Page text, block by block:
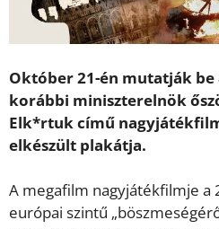
Október 21-én mutatják be
korábbi miniszterelnök
Elk*rtuk című
elkészült plakátja.
A megafilm nagyjátékfilmje a
európai szintű